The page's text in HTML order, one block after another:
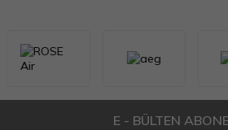
E - BÜLTEN